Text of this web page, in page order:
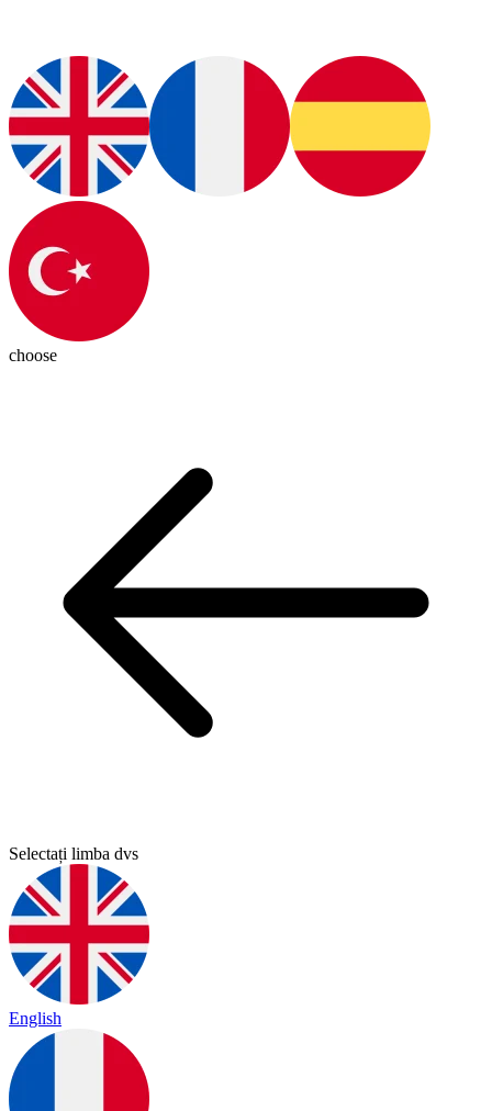
choose
Selectați limba dvs
English